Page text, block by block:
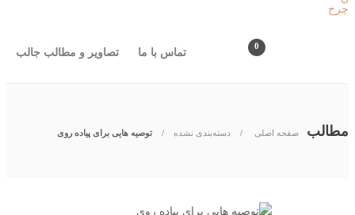
تصاویر و مطالب جالب تماس با ما
0
مطالب صفحه اصلی دسته‌بندی نشده توصیه هایی برای پیاده روی